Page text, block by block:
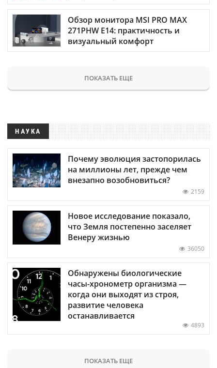
Обзор монитора MSI PRO MAX
271PHW E14: практичность и
визуальный комфорт
ПОКАЗАТЬ ЕЩЕ
НАУКА
Почему эволюция застопорилась
на миллионы лет, прежде чем
внезапно возобновиться?
2159
Новое исследование показало,
что Земля постепенно заселяет
Венеру жизнью
36050
Обнаружены биологические
часы-хронометр организма —
когда они выходят из строя,
развитие человека
останавливается
4893
ПОКАЗАТЬ ЕЩЕ